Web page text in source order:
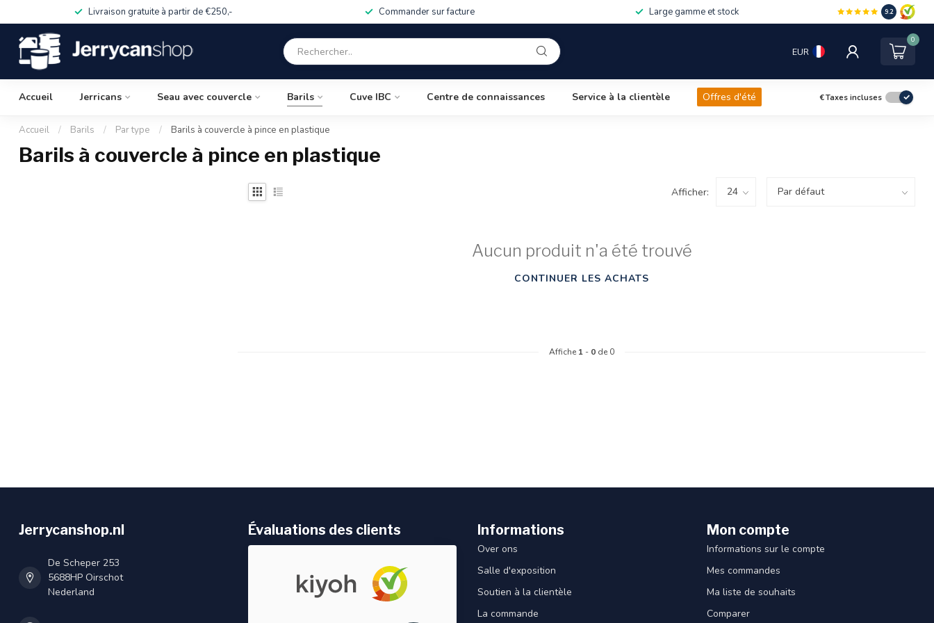
Livraison gratuite à partir de €250,- Commander sur facture Large gamme et stock 9.2
EUR
0
Accueil Jerricans Seau avec couvercle Barils Cuve IBC Centre de connaissances Service à la clientèle Offres d'été €Taxes incluses
Accueil / Barils / Par type / Barils à couvercle à pince en plastique
Barils à couvercle à pince en plastique
Afficher:
Aucun produit n'a été trouvé
CONTINUER LES ACHATS
Affiche 1 - 0 de 0
Jerrycanshop.nl
De Scheper 253
5688HP Oirschot
Nederland
Évaluations des clients Informations
Over ons
Salle d'exposition
Soutien à la clientèle
La commande
Mon compte
Informations sur le compte
Mes commandes
Ma liste de souhaits
Comparer